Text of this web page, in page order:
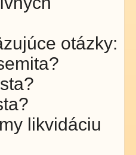
otázky:
likvidáciu